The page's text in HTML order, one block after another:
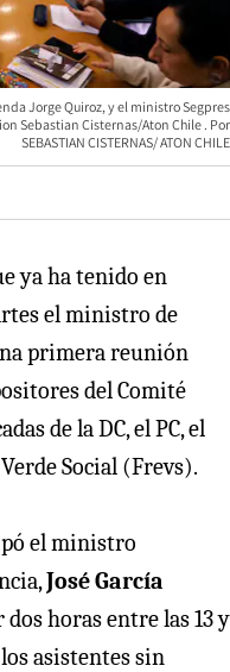
Jorge Quiroz, y el ministro Segpres
Sebastian Cisternas/Aton Chile
SEBASTIAN CISTERNAS/ ATON CHILE
ya ha tenido en
el ministro de
primera reunión
del Comité
de la DC, el PC, el
Social (Frevs).
el ministro
José García
horas entre las 13 y
asistentes sin